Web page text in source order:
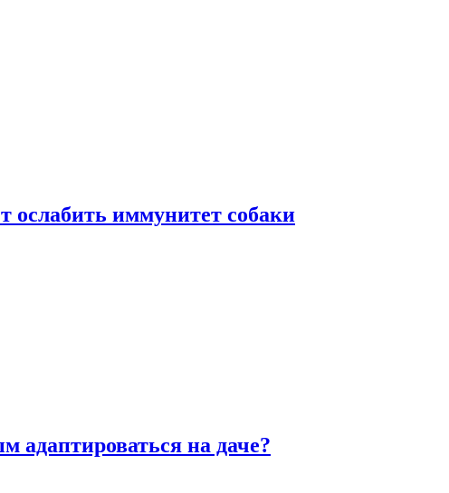
ослабить иммунитет собаки
на даче?